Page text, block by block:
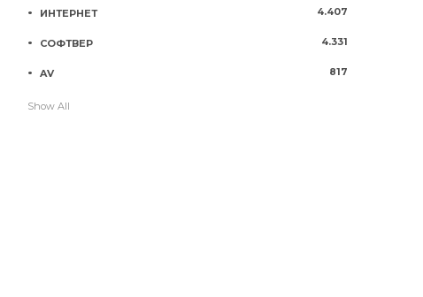
ИНТЕРНЕТ 4.407
СОФТВЕР 4.331
AV 817
Show All